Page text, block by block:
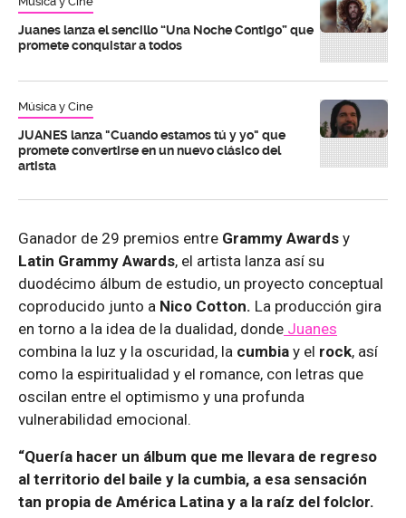
Juanes lanza el sencillo “Una Noche Contigo” que
promete conquistar a todos
Música y Cine
JUANES lanza "Cuando estamos tú y yo" que
promete convertirse en un nuevo clásico del
artista
Ganador de 29 premios entre Grammy Awards y
Latin Grammy Awards, el artista lanza así su
duodécimo álbum de estudio, un proyecto conceptual
coproducido junto a Nico Cotton. La producción gira
en torno a la idea de la dualidad, donde Juanes
combina la luz y la oscuridad, la cumbia y el rock, así
como la espiritualidad y el romance, con letras que
oscilan entre el optimismo y una profunda
vulnerabilidad emocional.
“Quería hacer un álbum que me llevara de regreso
al territorio del baile y la cumbia, a esa sensación
tan propia de América Latina y a la raíz del folclor.